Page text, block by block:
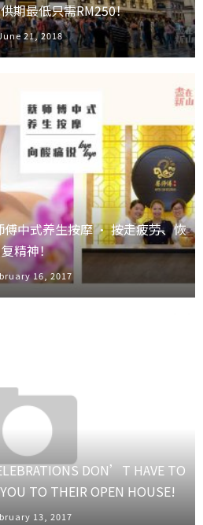
期最低只需RM250！
21, 2018
傅中式养生按摩 · 按走疲劳、恢
复精神！
16, 2017
DON’T HAVE TO
TO THEIR OPEN HOUSE!
13, 2017